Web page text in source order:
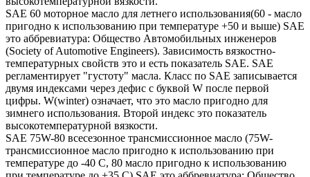
SAE 60 моторное масло для летнего использования(60 - масло
пригодно к использованию при температуре +50 и выше) SAE
это аббревиатура: Общество Автомобильных инженеров
(Society of Automotive Engineers). Зависимость вязкостно-
температурных свойств это и есть показатель SAE. SAE
регламентирует "густоту" масла. Класс по SAE записывается
двумя индексами через дефис с буквой W после первой
цифры. W(winter) означает, что это масло пригодно для
зимнего использования. Второй индекс это показатель
высокотемпературной вязкости.
SAE 75W-80 всесезонное трансмиссионное масло (75W-
трансмиссионное масло пригодно к использованию при
температуре до -40 С, 80 масло пригодно к использованию